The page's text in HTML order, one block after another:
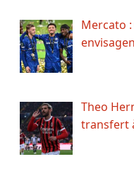
Mercato
Theo
transfert